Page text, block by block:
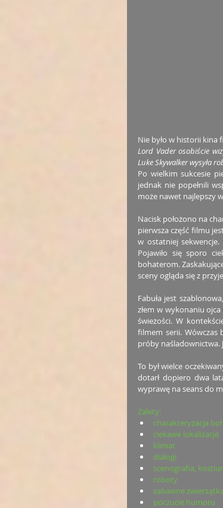
Nie było w historii kina
Lord Vader osobiście
Luke Skywalker wysyła
Po wielkim sukcesie
jednak nie popełnili
może nawet najlepszy
Nacisk położono na
pierwsza część filmu
w ostatniej sekwencje.
Pojawiło się sporo
bohaterom.
sceny ogląda się z
Fabuła jest
złem w wykonaniu
świeżości. W
filmem serii. Wówczas
próby naśladownictwa.
To był wielce
dotarł dopiero dwa
wyprawę na seans do
Zalety:
charakteryzacja
ciekawe lokalizacje
klimat
dialogi
scenografia,
roboty
zabawne zwierzątka
poczucie humoru